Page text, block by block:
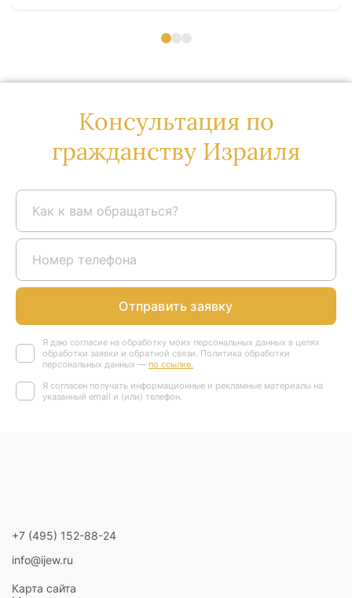
Консультация по
гражданству Израиля
Отправить заявку
Я даю согласие на обработку моих персональных данных в целях
обработки заявки и обратной связи. Политика обработки
персональных данных — по ссылке.
Я согласен получать информационные и рекламные материалы на
указанный email и (или) телефон.
+7 (495) 152-88-24
info@ijew.ru
Карта сайта